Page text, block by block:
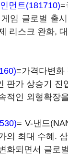
먼트(181710)=
임 글로벌 출
리스크 완화,
=가격다변화
판가 상승기 진
적인 외형확장
= V-낸드
의 최대 수혜.
화되면서 글로